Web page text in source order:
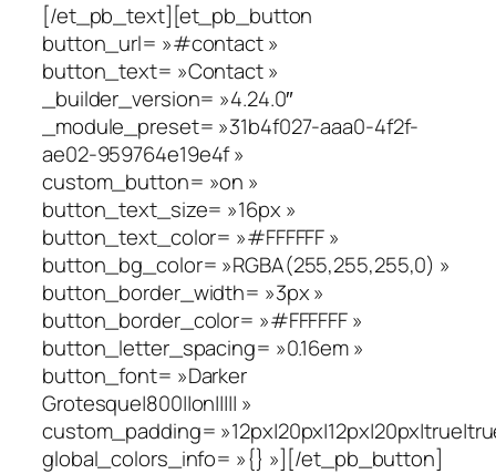
[/et_pb_text][et_pb_button
button_url= »#contact »
button_text= »Contact »
_builder_version= »4.24.0″
_module_preset= »31b4f027-aaa0-4f2f-
ae02-959764e19e4f »
custom_button= »on »
button_text_size= »16px »
button_text_color= »#FFFFFF »
button_bg_color= »RGBA(255,255,255,0) »
button_border_width= »3px »
button_border_color= »#FFFFFF »
button_letter_spacing= »0.16em »
button_font= »Darker
Grotesque|800||on||||| »
custom_padding=
global_colors_info= »{} »][/et_pb_button]